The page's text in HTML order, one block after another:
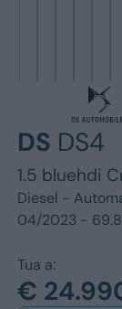
DS DS4
1.5 bluehdi
Diesel -
04/2023 -
Tua a:
€